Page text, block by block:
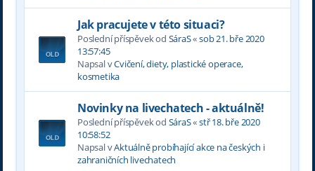
Jak pracujete v této situaci?
Poslední příspěvek od SáraS«sob 21. bře 2020
13:57:45
Napsal vCvičení, diety, plastické operace,
kosmetika
Novinky na livechatech - aktuálně!
Poslední příspěvek od SáraS«stř 18. bře 2020
10:58:52
Napsal vAktuálně probíhající akce na českých i
zahraničních livechatech